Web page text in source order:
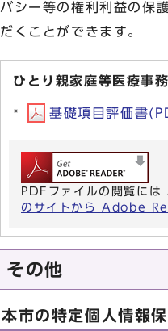
バシー等の権利利益の保
だくことができます。
ひとり親家庭等医療事
基礎項目評価書
PDFファイルの閲覧に
のサイトから Adobe
その他
本市の特定個人情報